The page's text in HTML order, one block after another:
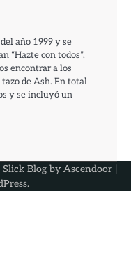
año 1999 y se
“Hazte con todos”,
encontrar a los
de Ash. En total
y se incluyó un
Blog by Ascendoor |
.